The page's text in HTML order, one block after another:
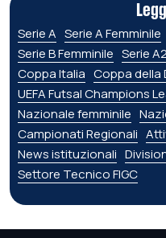
Serie A Serie A Femminile
Serie B Femminile Serie A2
Coppa Italia Coppa della
UEFA Futsal Champions
Nazionale femminile
Campionati Regionali
News istituzionali
Settore Tecnico FIGC